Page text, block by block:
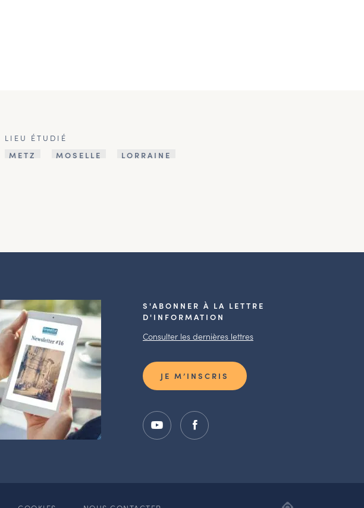
LIEU ÉTUDIÉ
METZ
MOSELLE LORRAINE
S'ABONNER À LA LETTRE
D'INFORMATION
Consulter les dernières lettres
JE M’INSCRIS